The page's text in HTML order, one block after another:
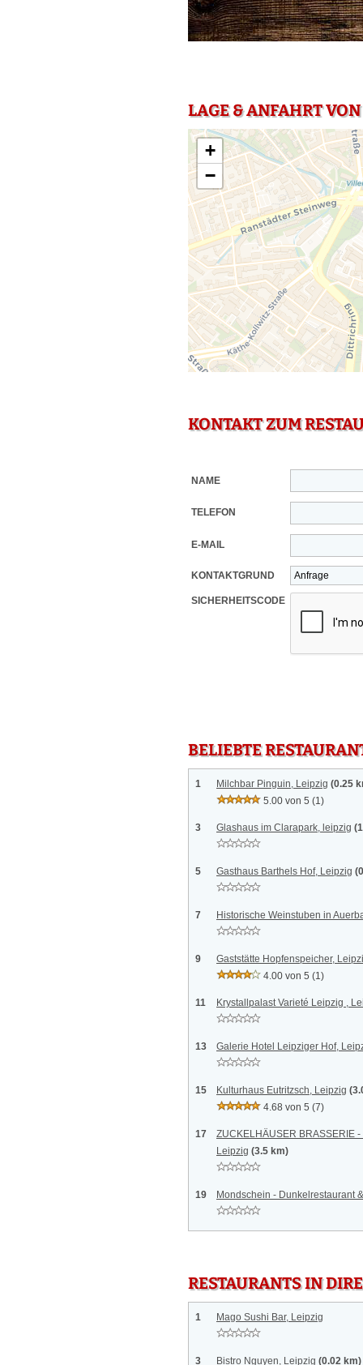
LAGE & ANFAHRT
+
−
KONTAKT ZUM
NAME
TELEFON
E-MAIL
KONTAKTGRUND
SICHERHEITSCODE
BELIEBTE
1 Milchbar Pinguin, Leipzig (0.25
5.00 von 5 (1)
3 Glashaus im Clarapark, leipzig
5 Gasthaus Barthels Hof, Leipzig
7 Historische Weinstuben in
9
Gaststätte Hopfenspeicher,
4.00 von 5 (1)
11 Krystallpalast Varieté Leipzig ,
13 Galerie Hotel Leipziger Hof,
15 Kulturhaus Eutritzsch, Leipzig
4.68 von 5 (7)
17
ZUCKELHÄUSER BRASSERIE
Leipzig (3.5 km)
19 Mondschein - Dunkelrestaurant
RESTAURANTS IN
1 Mago Sushi Bar, Leipzig
3 Bistro Nguyen, Leipzig (0.02 km)